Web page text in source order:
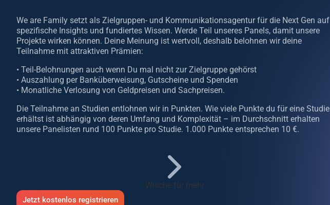
We are Family setzt als Zielgruppen- und Kommunikationsagentur für die Next Gen auf
spezifische Insights und fundiertes Wissen. Werde Teil unseres Panels, damit unsere
Projekte wirken können. Deine Meinung ist wertvoll, deshalb belohnen wir deine
Teilnahme mit attraktiven Prämien:
• Teil-Belohnungen auch wenn Du mal nicht zur Zielgruppe gehörst
• Auszahlung per Banküberweisung, Gutscheine und Spenden
• Monatliche Verlosung von Geldpreisen und Sachpreisen.
Die Teilnahme an Studien entlohnen wir in Punkten. Wie viele Punkte du für eine Studie
erhältst ist abhängig von deren Umfang und Komplexität – im Durchschnitt erhalten
unsere Panelisten rund 100 Punkte pro Studie. 1.000 Punkte entsprechen 10 €.
Wische für mehr
Jetzt kostenlos registrieren